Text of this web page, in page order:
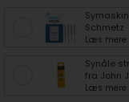
Schmetz
Læs mere
Synåle
fra John
Læs mere